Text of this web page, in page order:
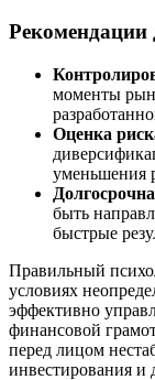
Рекомендации
моменты
Оценка
уменьшения
быть
быстрые
Правильный
условиях
эффективно
финансовой
перед лицом
инвестирования и